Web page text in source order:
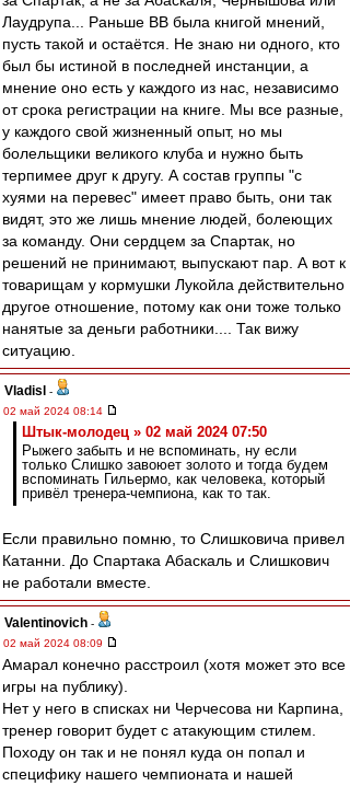
Лаудрупа... Раньше ВВ была книгой мнений,
пусть такой и остаётся. Не знаю ни одного, кто
был бы истиной в последней инстанции, а
мнение оно есть у каждого из нас, независимо
от срока регистрации на книге. Мы все разные,
у каждого свой жизненный опыт, но мы
болельщики великого клуба и нужно быть
терпимее друг к другу. А состав группы "с
хуями на перевес" имеет право быть, они так
видят, это же лишь мнение людей, болеющих
за команду. Они сердцем за Спартак, но
решений не принимают, выпускают пар. А вот к
товарищам у кормушки Лукойла действительно
другое отношение, потому как они тоже только
нанятые за деньги работники.... Так вижу
ситуацию.
Vladisl
-
02 май 2024 08:14
Штык-молодец » 02 май 2024 07:50
Рыжего забыть и не вспоминать, ну если
только Слишко завоюет золото и тогда будем
вспоминать Гильермо, как человека, который
привёл тренера-чемпиона, как то так.
Если правильно помню, то Слишковича привел
Катанни. До Спартака Абаскаль и Слишкович
не работали вместе.
Valentinovich -
02 май 2024 08:09
Амарал конечно расстроил (хотя может это все
игры на публику).
Нет у него в списках ни Черчесова ни Карпина,
тренер говорит будет с атакующим стилем.
Походу он так и не понял куда он попал и
специфику нашего чемпионата и нашей